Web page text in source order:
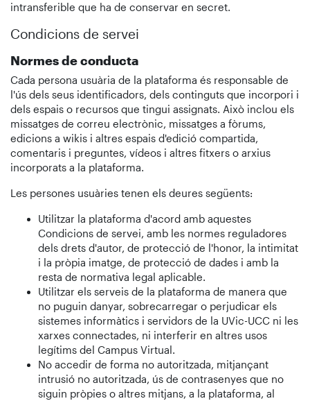
intransferible que ha de conservar en secret.
Condicions de servei
Normes de conducta
Cada persona usuària de la plataforma és responsable de
l'ús dels seus identificadors, dels continguts que incorpori i
dels espais o recursos que tingui assignats. Això inclou els
missatges de correu electrònic, missatges a fòrums,
edicions a wikis i altres espais d'edició compartida,
comentaris i preguntes, vídeos i altres fitxers o arxius
incorporats a la plataforma.
Les persones usuàries tenen els deures següents:
Utilitzar la plataforma d'acord amb aquestes
Condicions de servei, amb les normes reguladores
dels drets d'autor, de protecció de l'honor, la intimitat
i la pròpia imatge, de protecció de dades i amb la
resta de normativa legal aplicable.
Utilitzar els serveis de la plataforma de manera que
no puguin danyar, sobrecarregar o perjudicar els
sistemes informàtics i servidors de la UVic-UCC ni les
xarxes connectades, ni interferir en altres usos
legítims del Campus Virtual.
No accedir de forma no autoritzada, mitjançant
intrusió no autoritzada, ús de contrasenyes que no
siguin pròpies o altres mitjans, a la plataforma, al